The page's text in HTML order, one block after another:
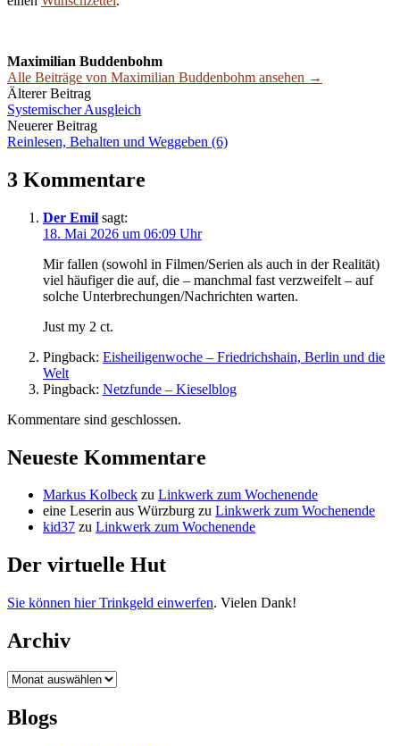
Maximilian Buddenbohm
Alle Beiträge von Maximilian Buddenbohm ansehen →
Beitrags-
Navigation
Älterer Beitrag
Systemischer Ausgleich
Neuerer Beitrag
Reinlesen, Behalten und Weggeben (6)
3 Kommentare
Der Emil sagt:
18. Mai 2026 um 06:09 Uhr
Mir fallen (sowohl in Filmen/Serien als auch in der Realität)
viel häufiger die auf, die – manchmal fast verzweifelt – auf
solche Unterbrechungen/Nachrichten warten.
Just my 2 ct.
Pingback: Eisheiligenwoche – Friedrichshain, Berlin und die
Welt
Pingback: Netzfunde – Kieselblog
Kommentare sind geschlossen.
Neueste Kommentare
Markus Kolbeck zu Linkwerk zum Wochenende
eine Leserin aus Würzburg zu Linkwerk zum Wochenende
kid37 zu Linkwerk zum Wochenende
Der virtuelle Hut
Sie können hier Trinkgeld einwerfen. Vielen Dank!
Archiv
Archiv
Blogs